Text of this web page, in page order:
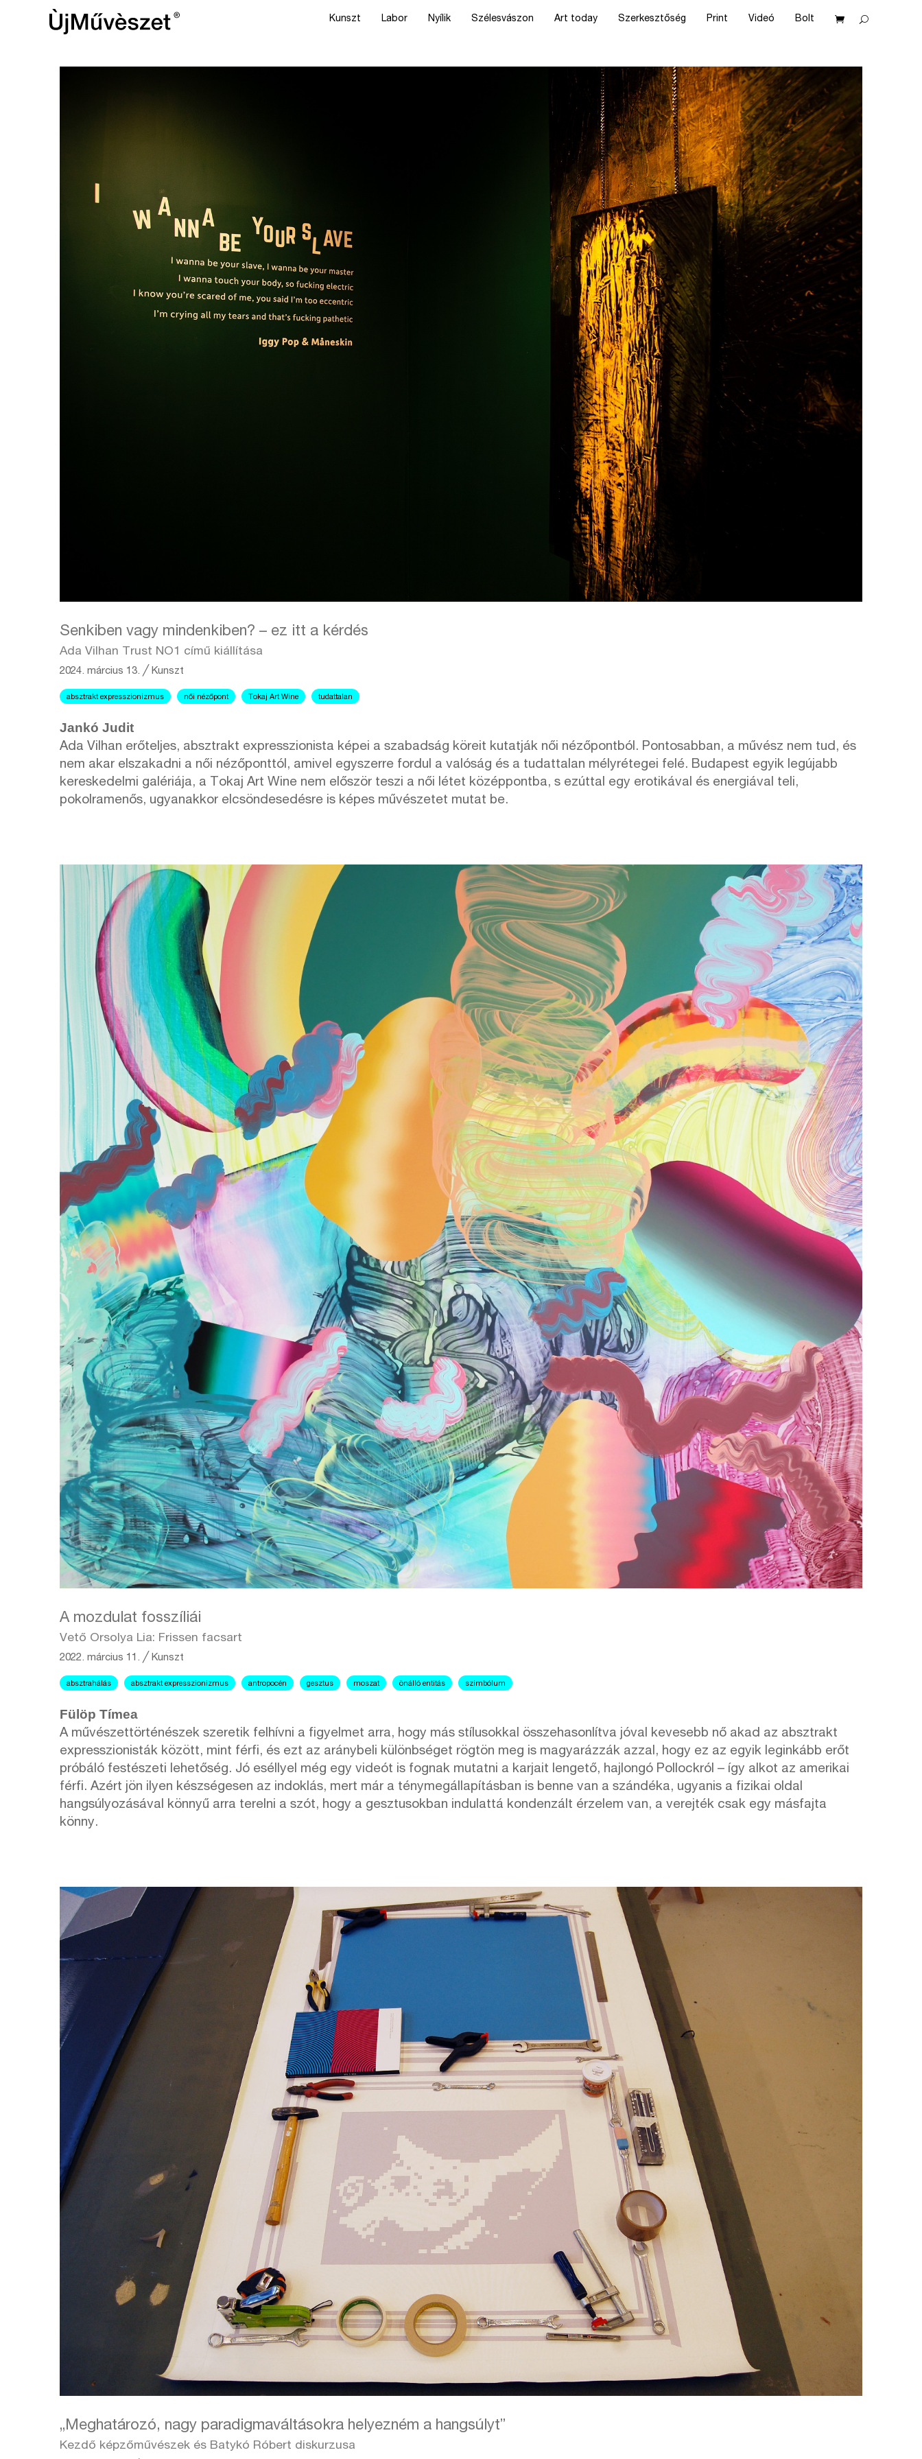
Kunszt Labor Nyílik Szélesvászon Art today Szerkesztőség Print Videó Bolt
Senkiben vagy mindenkiben? – ez itt a kérdés
Ada Vilhan Trust NO1 című kiállítása
2024. március 13. ╱ Kunszt
absztrakt expresszionizmus női nézőpont Tokaj Art Wine tudattalan
Jankó Judit
Ada Vilhan erőteljes, absztrakt expresszionista képei a szabadság köreit kutatják női nézőpontból. Pontosabban, a művész nem tud, és
nem akar elszakadni a női nézőponttól, amivel egyszerre fordul a valóság és a tudattalan mélyrétegei felé. Budapest egyik legújabb
kereskedelmi galériája, a Tokaj Art Wine nem először teszi a női létet középpontba, s ezúttal egy erotikával és energiával teli,
pokolramenős, ugyanakkor elcsöndesedésre is képes művészetet mutat be.
A mozdulat fosszíliái
Vető Orsolya Lia: Frissen facsart
2022. március 11. ╱ Kunszt
absztrahálás absztrakt expresszionizmus antropocén gesztus moszat önálló entitás szimbólum
Fülöp Tímea
A művészettörténészek szeretik felhívni a figyelmet arra, hogy más stílusokkal összehasonlítva jóval kevesebb nő akad az absztrakt
expresszionisták között, mint férfi, és ezt az aránybeli különbséget rögtön meg is magyarázzák azzal, hogy ez az egyik leginkább erőt
próbáló festészeti lehetőség. Jó eséllyel még egy videót is fognak mutatni a karjait lengető, hajlongó Pollockról – így alkot az amerikai
férfi. Azért jön ilyen készségesen az indoklás, mert már a ténymegállapításban is benne van a szándéka, ugyanis a fizikai oldal
hangsúlyozásával könnyű arra terelni a szót, hogy a gesztusokban indulattá kondenzált érzelem van, a verejték csak egy másfajta
könny.
„Meghatározó, nagy paradigmaváltásokra helyezném a hangsúlyt”
Kezdő képzőművészek és Batykó Róbert diskurzusa